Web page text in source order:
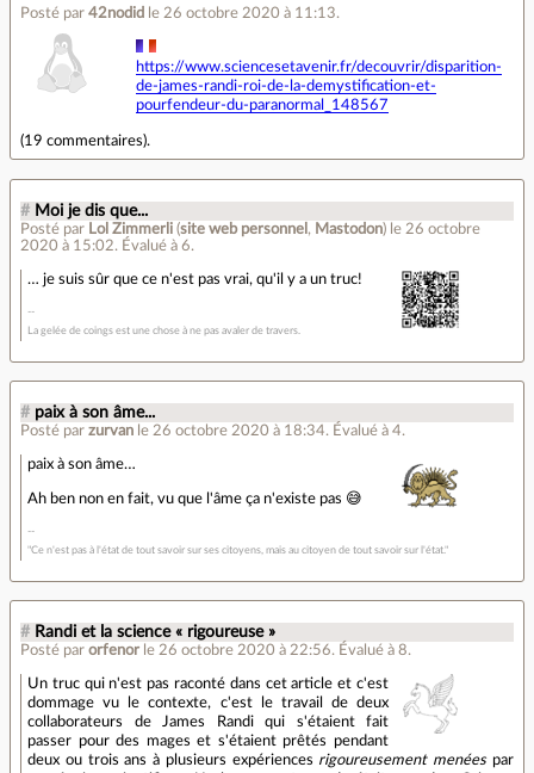
Posté par 42nodid le 26 octobre 2020 à 11:13.
https://www.sciencesetavenir.fr/decouvrir/disparition-
de-james-randi-roi-de-la-demystification-et-
pourfendeur-du-paranormal_148567
(19 commentaires).
# Moi je dis que...
Posté par Lol Zimmerli (site web personnel , Mastodon) le 26 octobre
2020 à 15:02. Évalué à 6.
… je suis sûr que ce n'est pas vrai, qu'il y a un truc!
La gelée de coings est une chose à ne pas avaler de travers.
# paix à son âme...
Posté par zurvan le 26 octobre 2020 à 18:34. Évalué à 4.
paix à son âme…
Ah ben non en fait, vu que l'âme ça n'existe pas 😅
"Ce n'est pas à l'état de tout savoir sur ses citoyens, mais au citoyen de tout savoir sur l'état."
# Randi et la science « rigoureuse »
Posté par orfenor le 26 octobre 2020 à 22:56. Évalué à 8.
Un truc qui n'est pas raconté dans cet article et c'est
dommage vu le contexte, c'est le travail de deux
collaborateurs de James Randi qui s'étaient fait
passer pour des mages et s'étaient prêtés pendant
deux ou trois ans à plusieurs expériences rigoureusement menéespar